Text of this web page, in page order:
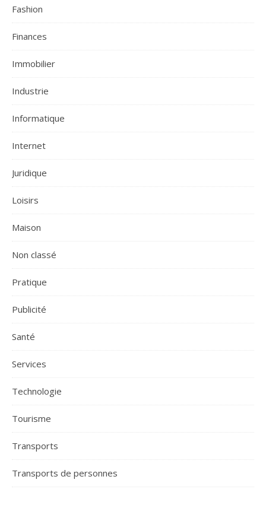
Fashion
Finances
Immobilier
Industrie
Informatique
Internet
Juridique
Loisirs
Maison
Non classé
Pratique
Publicité
Santé
Services
Technologie
Tourisme
Transports
Transports de personnes